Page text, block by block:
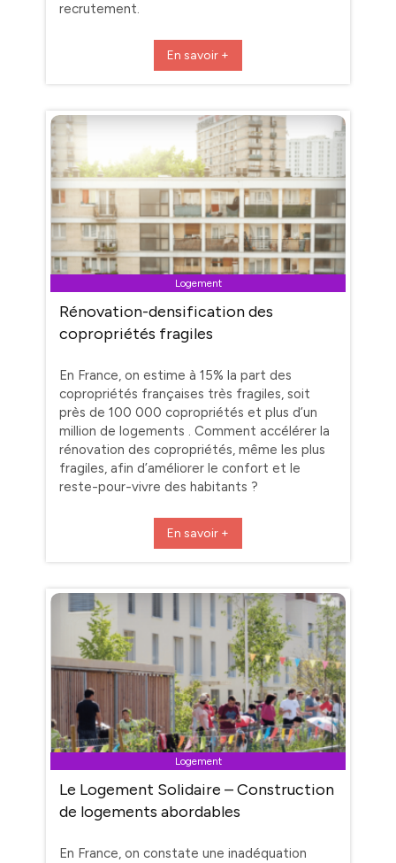
recrutement.
En savoir +
Logement
Rénovation-densification des
copropriétés fragiles
En France, on estime à 15% la part des
copropriétés françaises très fragiles, soit
près de 100 000 copropriétés et plus d’un
million de logements . Comment accélérer la
rénovation des copropriétés, même les plus
fragiles, afin d’améliorer le confort et le
reste-pour-vivre des habitants ?
En savoir +
Logement
Le Logement Solidaire – Construction
de logements abordables
En France, on constate une inadéquation